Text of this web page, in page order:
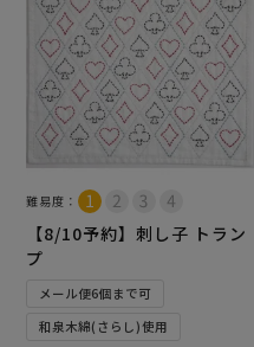
難易度：
【8/10予約】刺し子 トラン
プ
メール便6個まで可
和泉木綿(さらし)使用